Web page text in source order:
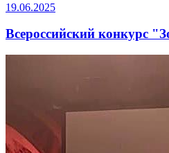
19.06.2025
Всероссийский конкурс